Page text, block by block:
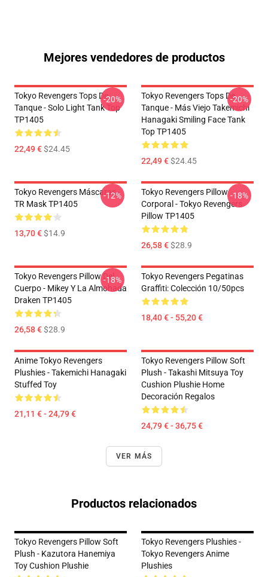
Mejores vendedores de productos
Tokyo Revengers Tops De
Tanque - Solo Light Tank Top
TP1405
22,49 €$24.45
-20%
Tokyo Revengers Tops De
Tanque - Más Viejo Takemichi
Hanagaki Smiling Face Tank
Top TP1405
22,49 €$24.45
-20%
Tokyo Revengers Máscaras -
TR Mask TP1405
13,70 €$14.9
-12%
Tokyo Revengers Pillow
Corporal - Tokyo Revengers
Pillow TP1405
26,58 €$28.9
-18%
Tokyo Revengers Pillow Del
Cuerpo - Mikey Y La Almohada
Draken TP1405
26,58 €$28.9
-18%
Tokyo Revengers Pegatinas
Graffiti: Colección 10/50pcs
18,40 € - 55,20 €
Anime Tokyo Revengers
Plushies - Takemichi Hanagaki
Stuffed Toy
21,11 € - 24,79 €
Tokyo Revengers Pillow Soft
Plush - Takashi Mitsuya Toy
Cushion Plushie Home
Decoración Regalos
24,79 € - 36,75 €
VER MÁS
Productos relacionados
Tokyo Revengers Pillow Soft
Plush - Kazutora Hanemiya
Toy Cushion Plushie
Tokyo Revengers Plushies -
Tokyo Revengers Anime
Plushies